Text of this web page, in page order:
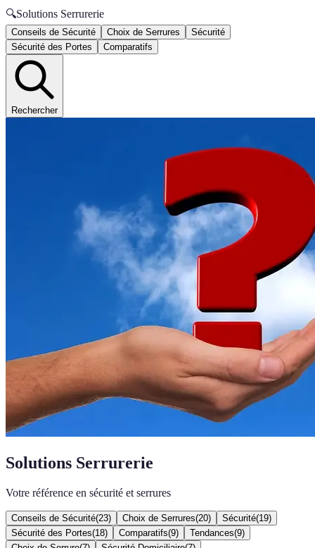
🔍Solutions Serrurerie
Conseils de Sécurité Choix de Serrures
Sécurité
Sécurité des Portes
Comparatifs
Rechercher
Solutions Serrurerie
Votre référence en sécurité et serrures
Conseils de Sécurité(23) Choix de Serrures(20) Sécurité(19)
Sécurité des Portes(18) Comparatifs(9) Tendances(9)